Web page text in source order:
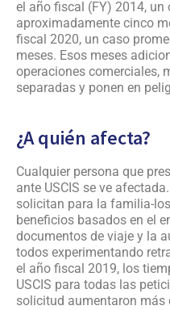
el año fiscal (FY) 2014,
aproximadamente cinco
fiscal 2020, un caso
meses. Esos meses
operaciones comerciales,
separadas y ponen en
¿A quién afecta?
Cualquier persona que
ante USCIS se ve
solicitan para la familia-
beneficios basados en el
documentos de viaje y la
todos experimentando
el año fiscal 2019, los
USCIS para todas las
solicitud aumentaron más